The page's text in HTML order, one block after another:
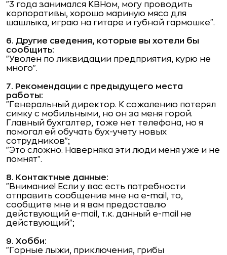
"3 года занимался КВНом, могу проводить
корпоративы, хорошо мариную мясо для
шашлыка, играю на гитаре и губной гармошке".
6. Другие сведения, которые вы хотели бы
сообщить:
"Уволен по ликвидации предприятия, курю не
много".
7. Рекомендации с предыдущего места
работы:
"Генеральный директор. К сожалению потерял
симку с мобильными, но он за меня горой.
Главный бухгалтер, тоже нет телефона, но я
помогал ей обучать бух-учету новых
сотрудников";
"Это сложно. Наверняка эти люди меня уже и не
помнят".
8. Контактные данные:
"Внимание! Если у вас есть потребности
отправить сообщение мне на e-mail, то,
сообщите мне и я вам предоставлю
действующий e-mail, т.к. данный e-mail не
действующий";
9. Хобби:
"Горные лыжи, приключения, грибы